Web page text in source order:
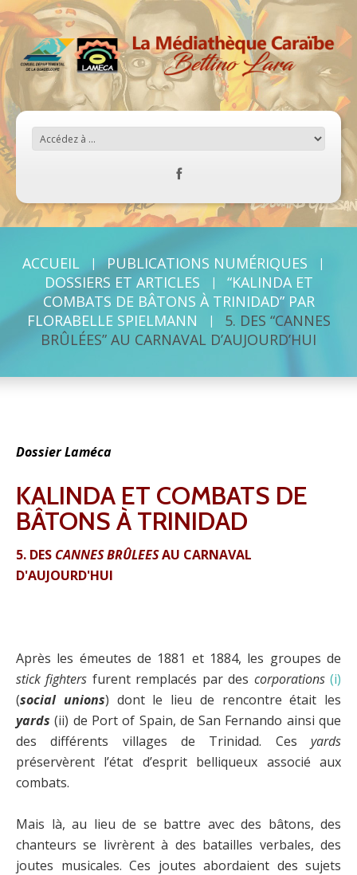
ACCUEIL
PUBLICATIONS NUMÉRIQUES
DOSSIERS ET ARTICLES
“KALINDA ET
COMBATS DE BÂTONS À TRINIDAD” PAR
FLORABELLE SPIELMANN
5. DES “CANNES
BRÛLÉES” AU CARNAVAL D’AUJOURD’HUI
Dossier Laméca
KALINDA ET COMBATS DE
BÂTONS À TRINIDAD
5. DES CANNES BRÛLEESAU CARNAVAL
D'AUJOURD'HUI
Après les émeutes de 1881 et 1884, les groupes de
stick fighters furent remplacés par des corporations (i)
(social unions) dont le lieu de rencontre était les
yards (ii) de Port of Spain, de San Fernando ainsi que
des différents villages de Trinidad. Ces yards
préservèrent l’état d’esprit belliqueux associé aux
combats.
Mais là, au lieu de se battre avec des bâtons, des
chanteurs se livrèrent à des batailles verbales, des
joutes musicales. Ces joutes abordaient des sujets